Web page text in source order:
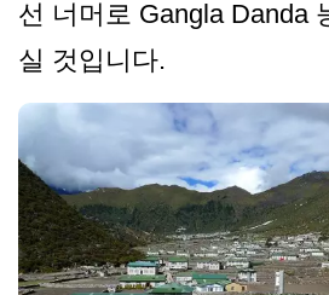
선 너머로 Gangla Danda
실 것입니다.